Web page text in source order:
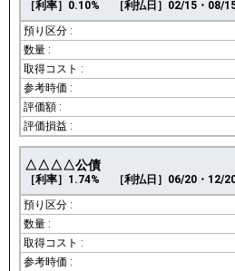
［利率］0.10% ［利払日］02/15・08/
△△△△公債
［利率］1.74% ［利払日］06/20・12/